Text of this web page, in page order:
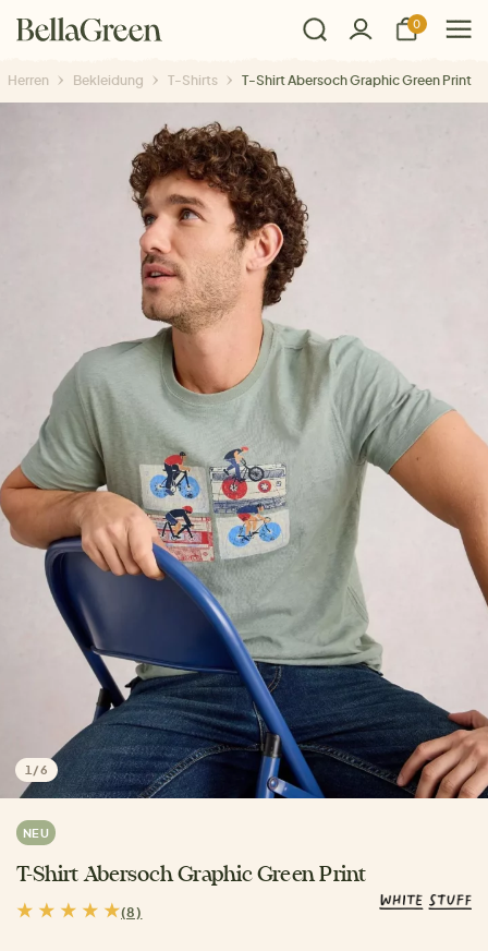
0
Herren Bekleidung T-Shirts T-Shirt Abersoch Graphic Green Print
1 /6
NEU
T-Shirt Abersoch Graphic Green Print
(8)